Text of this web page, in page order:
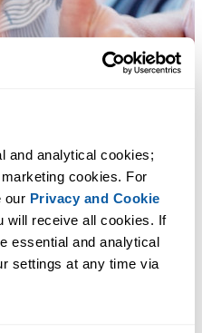
and analytical cookies;
cookies. For
our Privacy and Cookie
will receive all cookies. If
essential and analytical
settings at any time via